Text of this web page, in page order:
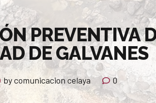
PREVENTIVA
DE GALVANES
by comunicacion celaya 0